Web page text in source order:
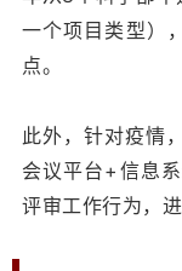
一个项目类型）
点。
此外，针对疫情
会议平台+信息
评审工作行为，